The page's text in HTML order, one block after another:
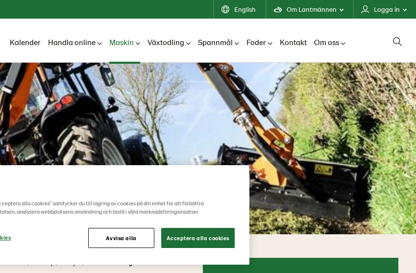
English Om Lantmännen Logga in
Kalender Handla online Maskin Växtodling Spannmål Foder Kontakt Om oss
alla cookies" samtycker du till lagring av cookies på din enhet för att förbättra
analysera webbplatsens användning och bistå i våra marknadsföringsinsatser.
Avvisa alla Acceptera alla cookies